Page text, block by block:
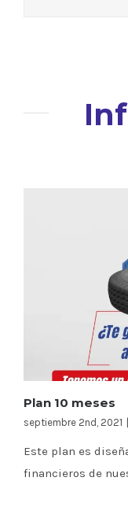
Plan 10 meses
septiembre 2nd, 2021
Este plan es
financieros de